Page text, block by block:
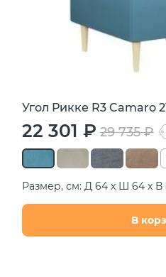
Угол Рикке R3 Camaro
22 301 ₽ 29 735 ₽
Размер, см: Д 64 х Ш 64 х В
В